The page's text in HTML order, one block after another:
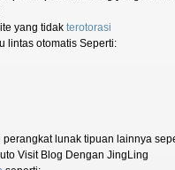
yang tidak terotorasi
lintas otomatis Seperti:
lunak tipuan lainnya
Visit Blog Dengan JingLing